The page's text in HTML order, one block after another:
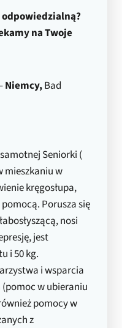
na Twoje
Niemcy,Bad
Seniorki (
mieszkaniu w
kręgosłupa,
Porusza się
nosi
jest
i 50 kg.
i wsparcia
w ubieraniu
pomocy w
z